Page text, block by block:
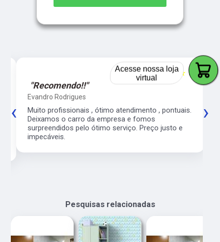
5
☆☆☆☆☆
"Recomendo!!"
Evandro Rodrigues
Muito profissionais , ótimo atendimento , pontuais.
Deixamos o carro da empresa e fomos
surpreendidos pelo ótimo serviço. Preço justo e
impecáveis.
‹ ›
Pesquisas relacionadas
Acesse nossa loja
virtual